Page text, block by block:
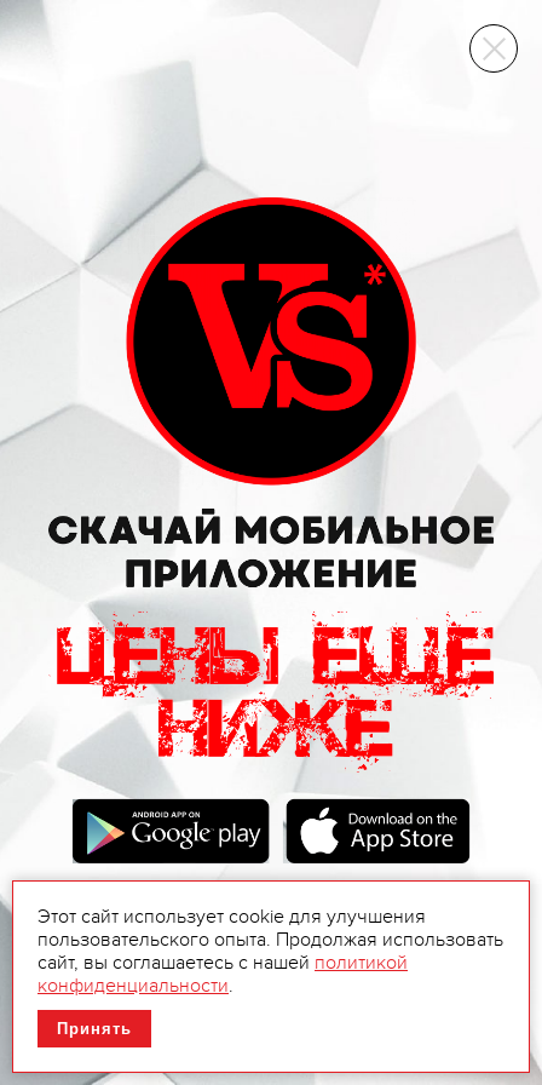
ВИННЫЙ СКЛАД
Этот сайт использует cookie для улучшения
пользовательского опыта. Продолжая использовать
сайт, вы соглашаетесь с нашей политикой
конфиденциальности.
Принять